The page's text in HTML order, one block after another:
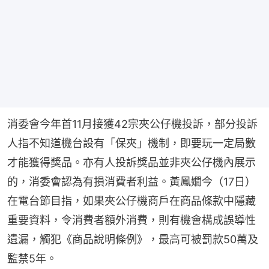
消委會今年首11月接獲42宗夾公仔機投訴，部分投訴
人指不知道機台設有「保夾」機制，即要玩一定局數
才能獲得獎品。亦有人投訴獎品並非夾公仔機內展示
的，消委會認為有損消費者利益。黃鳳嫺今（17日）
在電台節目指，如果夾公仔機商戶在商品條款中隱藏
重要資料，令消費者額外消費，則有機會構成誤導性
遺漏，觸犯《商品說明條例》，最高可被罰款50萬及
監禁5年。